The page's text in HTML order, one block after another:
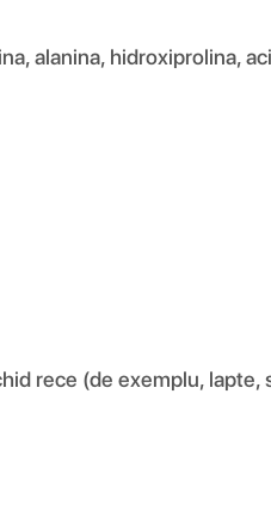
alanina, hidroxiprolina,
rece (de exemplu, lapte,